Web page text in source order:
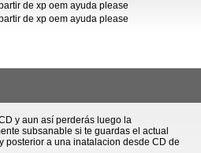
de xp oem ayuda please
de xp oem ayuda please
y aun así perderás luego la
subsanable si te guardas el actual
posterior a una inatalacion desde CD de